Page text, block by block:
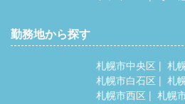
勤務地から探す
札幌市中央区 札
札幌市白石区
札
札幌市西区
札幌